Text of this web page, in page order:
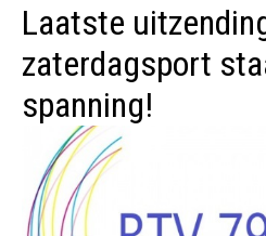
Laatste
zaterdagsport
spanning!